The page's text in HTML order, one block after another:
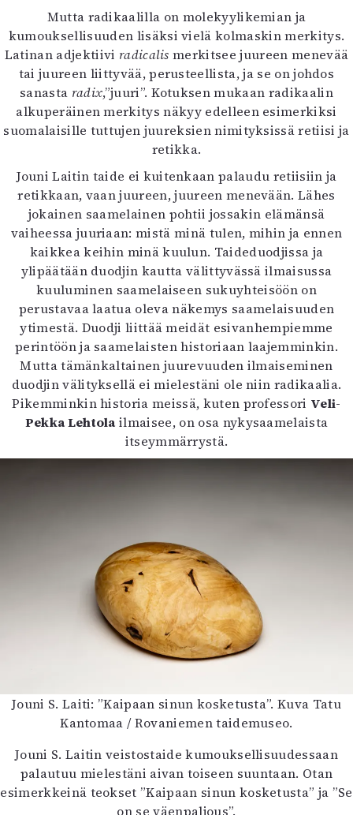
Mutta radikaalilla on molekyylikemian ja
kumouksellisuuden lisäksi vielä kolmaskin merkitys.
Latinan adjektiivi radicalismerkitsee juureen menevää
tai juureen liittyvää, perusteellista, ja se on johdos
sanasta radix,”juuri”. Kotuksen mukaan radikaalin
alkuperäinen merkitys näkyy edelleen esimerkiksi
suomalaisille tuttujen juureksien nimityksissä retiisi ja
retikka.
Jouni Laitin taide ei kuitenkaan palaudu retiisiin ja
retikkaan, vaan juureen, juureen menevään. Lähes
jokainen saamelainen pohtii jossakin elämänsä
vaiheessa juuriaan: mistä minä tulen, mihin ja ennen
kaikkea keihin minä kuulun. Taideduodjissa ja
ylipäätään duodjin kautta välittyvässä ilmaisussa
kuuluminen saamelaiseen sukuyhteisöön on
perustavaa laatua oleva näkemys saamelaisuuden
ytimestä. Duodji liittää meidät esivanhempiemme
perintöön ja saamelaisten historiaan laajemminkin.
Mutta tämänkaltainen juurevuuden ilmaiseminen
duodjin välityksellä ei mielestäni ole niin radikaalia.
Pikemminkin historia meissä, kuten professori Veli-
Pekka Lehtola ilmaisee, on osa nykysaamelaista
itseymmärrystä.
Jouni S. Laiti: ”Kaipaan sinun kosketusta”. Kuva Tatu
Kantomaa / Rovaniemen taidemuseo.
Jouni S. Laitin veistostaide kumouksellisuudessaan
palautuu mielestäni aivan toiseen suuntaan. Otan
esimerkkeinä teokset ”Kaipaan sinun kosketusta” ja ”Se
on se väenpaljous”.